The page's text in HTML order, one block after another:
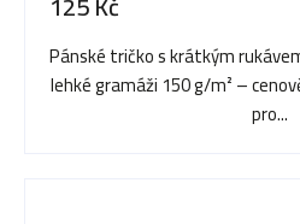
Pánské tričko s krátkým
lehké gramáži 150 g/m² –
pro...